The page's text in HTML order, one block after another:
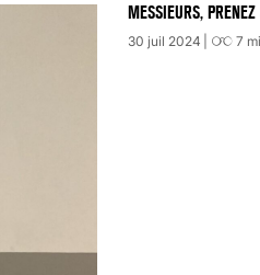
MESSIEURS,
30 juil 2024 7